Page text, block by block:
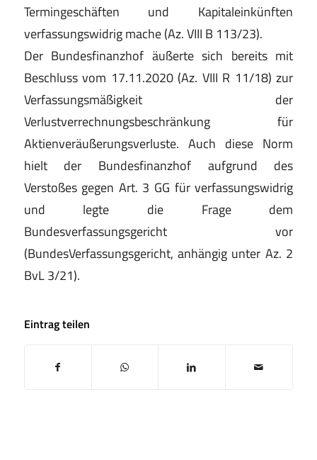
Termingeschäften und Kapitaleinkünften
verfassungswidrig mache (Az. VIII B 113/23).
Der Bundesfinanzhof äußerte sich bereits mit
Beschluss vom 17.11.2020 (Az. VIII R 11/18) zur
Verfassungsmäßigkeit der
Verlustverrechnungsbeschränkung für
Aktienveräußerungsverluste. Auch diese Norm
hielt der Bundesfinanzhof aufgrund des
Verstoßes gegen Art. 3 GG für verfassungswidrig
und legte die Frage dem
Bundesverfassungsgericht vor
(BundesVerfassungsgericht, anhängig unter Az. 2
BvL 3/21).
Eintrag teilen